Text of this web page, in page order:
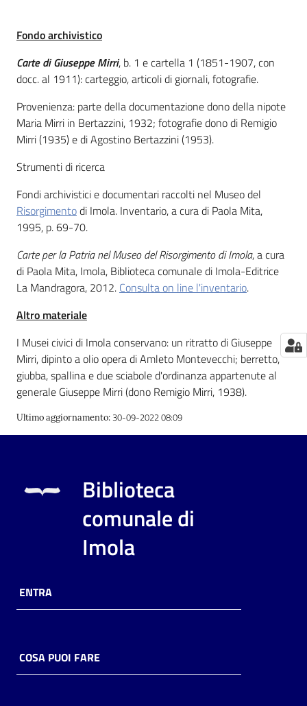
on line
Eventi
bibliotecario
Avvisi
Fondo archivistico
Carte di Giuseppe Mirri, b. 1 e cartella 1 (1851-1907, con
docc. al 1911): carteggio, articoli di giornali, fotografie.
Provenienza: parte della documentazione dono della nipote
Maria Mirri in Bertazzini, 1932; fotografie dono di Remigio
Mirri (1935) e di Agostino Bertazzini (1953).
Strumenti di ricerca
Fondi archivistici e documentari raccolti nel Museo del
Risorgimentodi Imola. Inventario, a cura di Paola Mita,
1995, p. 69-70.
Carte per la Patria nel Museo del Risorgimento di Imola, a cura
di Paola Mita, Imola, Biblioteca comunale di Imola-Editrice
La Mandragora, 2012. Consulta on line l'inventario.
Altro materiale
I Musei civici di Imola conservano: un ritratto di Giuseppe
Mirri, dipinto a olio opera di Amleto Montevecchi; berretto,
giubba, spallina e due sciabole d'ordinanza appartenute al
generale Giuseppe Mirri (dono Remigio Mirri, 1938).
Ultimo aggiornamento: 30-09-2022 08:09
Biblioteca
comunale di
Imola
ENTRA
COSA PUOI FARE